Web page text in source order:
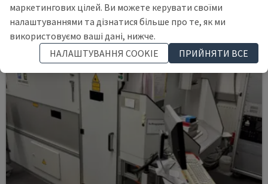
маркетингових цілей. Ви можете керувати своїми
налаштуваннями та дізнатися більше про те, як ми
використовуємо ваші дані, нижче.
НАЛАШТУВАННЯ COOKIE
ПРИЙНЯТИ ВСЕ